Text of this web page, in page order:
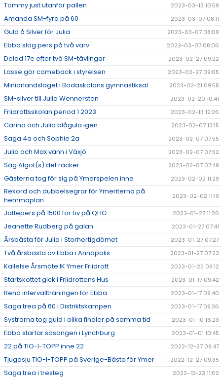
Tommy just utanför pallen 2023-03-13 10:59
Amanda SM-fyra på 60 2023-03-07 08:11
Guld å Silver för Julia 2023-03-07 08:09
Ebba slog pers på två varv 2023-03-07 08:06
Delad 17e efter två SM-tävlingar 2023-02-27 09:22
Lasse gör comeback i styrelsen 2023-02-27 09:05
Miniorlandslaget i Bodaskolans gymnastiksal 2023-02-21 09:58
SM-silver till Julia Wennersten 2023-02-20 10:41
Friidrottsskolan period 1 2023 2023-02-13 12:26
Carina och Julia blågula igen 2023-02-07 13:15
Saga 4a och Sophie 2a 2023-02-07 07:55
Julia och Max vann i Växjö 2023-02-07 07:52
Säg Algot(s) det räcker 2023-02-07 07:49
Gästerna tog för sig på Ymerspelen inne 2023-02-02 11:29
Rekord och dubbelsegrar för Ymeriterna på
hemmaplan
2023-02-02 11:19
Jättepers på 1500 för Liv på QHG 2023-01-27 11:26
Jeanette Rudberg på galan 2023-01-27 07:41
Årsbästa för Julia i Storhertigdömet 2023-01-27 07:27
Två årsbästa av Ebba i Annapolis 2023-01-27 07:23
Kallelse Årsmöte IK Ymer Friidrott 2023-01-25 09:12
Startskottet gick i Friidrottens Hus 2023-01-17 09:42
Rena intervallträningen för Ebba 2023-01-17 09:40
Saga trea på 60 i Distriktskampen 2023-01-17 09:36
Systrarna tog guld i olika finaler på samma tid 2023-01-10 16:23
Ebba startar säsongen i Lynchburg 2023-01-01 10:45
22 på TIO-I-TOPP inne 22 2022-12-27 09:47
Tjugosju TIO-I-TOPP på Sverige-Bästa för Ymer 2022-12-27 09:35
Saga trea i tresteg 2022-12-23 11:02